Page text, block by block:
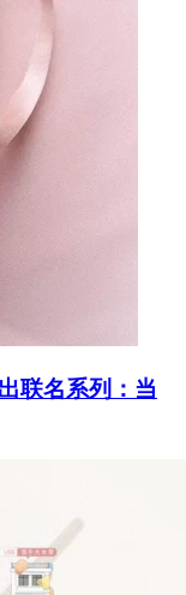
联名系列：当